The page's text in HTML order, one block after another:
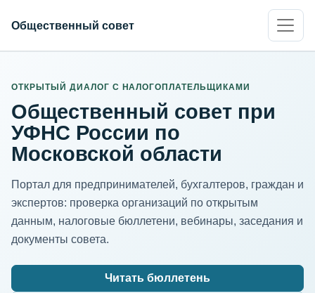
Общественный совет
ОТКРЫТЫЙ ДИАЛОГ С НАЛОГОПЛАТЕЛЬЩИКАМИ
Общественный совет при
УФНС России по
Московской области
Портал для предпринимателей, бухгалтеров, граждан и
экспертов: проверка организаций по открытым
данным, налоговые бюллетени, вебинары, заседания и
документы совета.
Читать бюллетень
ИНН организации
Адрес для нормализации